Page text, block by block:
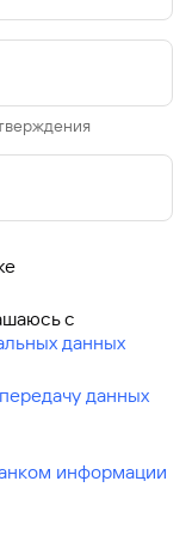
с
данных
данных
информации